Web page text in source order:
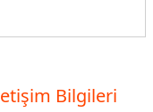
Bilgileri